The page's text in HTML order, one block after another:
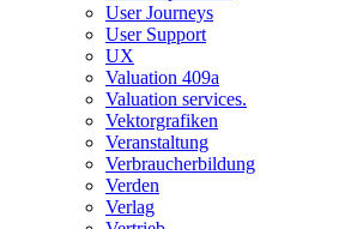
User Journeys
User Support
UX
Valuation 409a
Valuation services.
Vektorgrafiken
Veranstaltung
Verbraucherbildung
Verden
Verlag